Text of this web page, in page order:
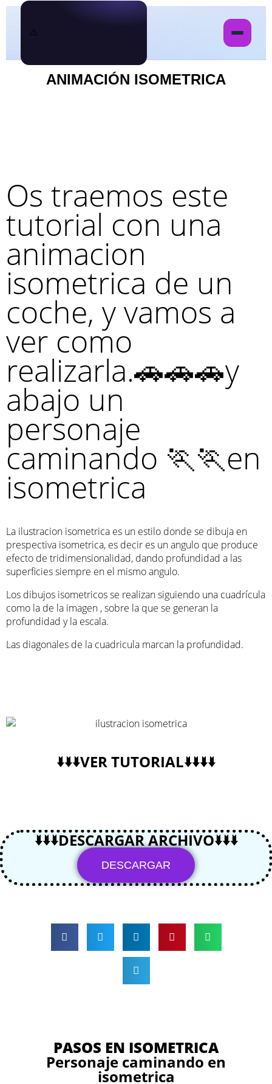
ANIMACIÓN ISOMETRICA
Os traemos este
tutorial con una
animacion
isometrica de un
coche, y vamos a
ver como
realizarla.🚗🚗🚗y
abajo un
personaje
caminando 🏃🏃en
isometrica
La ilustracion isometrica es un estilo donde se dibuja en
prespectiva isometrica, es decir es un angulo que produce
efecto de tridimensionalidad, dando profundidad a las
superficies siempre en el mismo angulo.
Los dibujos isometricos se realizan siguiendo una cuadrícula
como la de la imagen , sobre la que se generan la
profundidad y la escala.
Las diagonales de la cuadricula marcan la profundidad.
🢛🢛🢛VER TUTORIAL🢛🢛🢛🢛
🢛🢛🢛DESCARGAR ARCHIVO🢛🢛🢛
DESCARGAR
PASOS EN ISOMETRICA
Personaje caminando en
isometrica